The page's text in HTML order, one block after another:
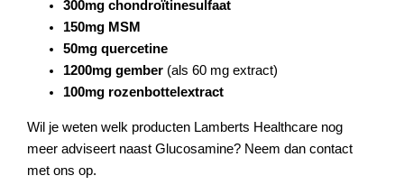
300mg chondroïtinesulfaat
150mg MSM
50mg quercetine
1200mg gember (als 60 mg extract)
100mg rozenbottelextract
Wil je weten welk producten Lamberts Healthcare nog
meer adviseert naast Glucosamine? Neem dan contact
met ons op.